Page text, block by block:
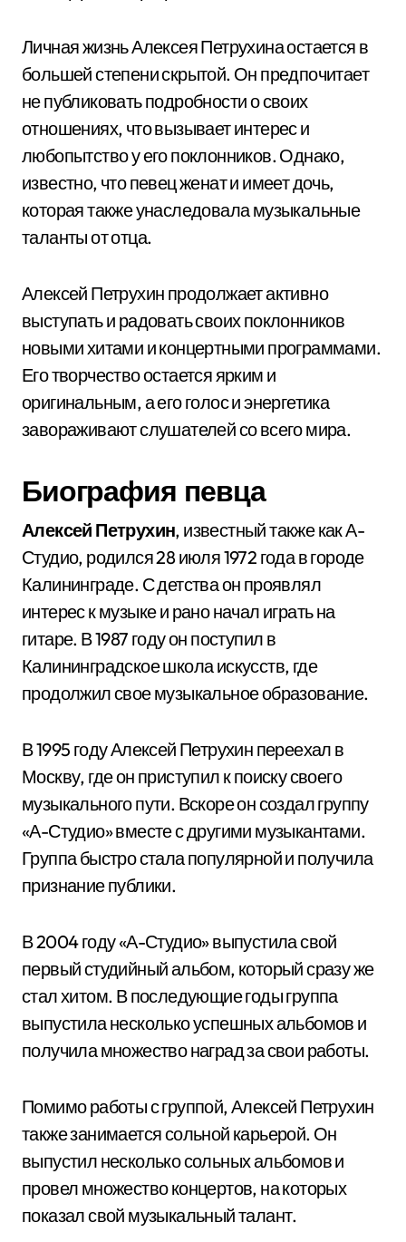
Личная жизнь Алексея Петрухина остается в
большей степени скрытой. Он предпочитает
не публиковать подробности о своих
отношениях, что вызывает интерес и
любопытство у его поклонников. Однако,
известно, что певец женат и имеет дочь,
которая также унаследовала музыкальные
таланты от отца.
Алексей Петрухин продолжает активно
выступать и радовать своих поклонников
новыми хитами и концертными программами.
Его творчество остается ярким и
оригинальным, а его голос и энергетика
завораживают слушателей со всего мира.
Биография певца
Алексей Петрухин, известный также как А-
Студио, родился 28 июля 1972 года в городе
Калининграде. С детства он проявлял
интерес к музыке и рано начал играть на
гитаре. В 1987 году он поступил в
Калининградское школа искусств, где
продолжил свое музыкальное образование.
В 1995 году Алексей Петрухин переехал в
Москву, где он приступил к поиску своего
музыкального пути. Вскоре он создал группу
«А-Студио» вместе с другими музыкантами.
Группа быстро стала популярной и получила
признание публики.
В 2004 году «А-Студио» выпустила свой
первый студийный альбом, который сразу же
стал хитом. В последующие годы группа
выпустила несколько успешных альбомов и
получила множество наград за свои работы.
Помимо работы с группой, Алексей Петрухин
также занимается сольной карьерой. Он
выпустил несколько сольных альбомов и
провел множество концертов, на которых
показал свой музыкальный талант.